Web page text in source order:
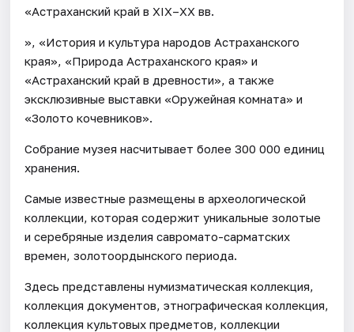
«Астраханский край в XIX–XX вв.
», «История и культура народов Астраханского
края», «Природа Астраханского края» и
«Астраханский край в древности», а также
эксклюзивные выставки «Оружейная комната» и
«Золото кочевников».
Собрание музея насчитывает более 300 000 единиц
хранения.
Самые известные размещены в археологической
коллекции, которая содержит уникальные золотые
и серебряные изделия савромато-сарматских
времен, золотоордынского периода.
Здесь представлены нумизматическая коллекция,
коллекция документов, этнографическая коллекция,
коллекция культовых предметов, коллекции